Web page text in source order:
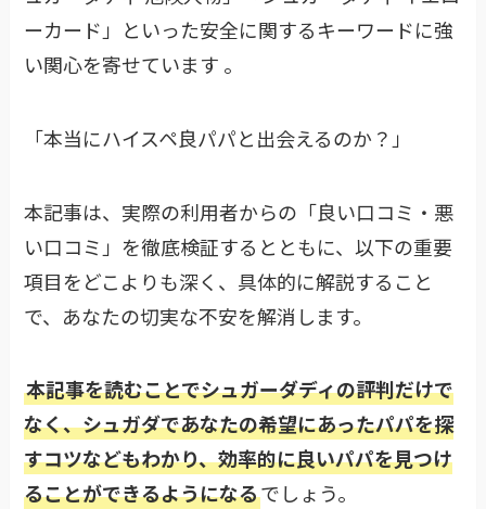
ーカード」といった安全に関するキーワードに強
い関心を寄せています 。
「本当にハイスペ良パパと出会えるのか？」
本記事は、実際の利用者からの「良い口コミ・悪
い口コミ」を徹底検証するとともに、以下の重要
項目をどこよりも深く、具体的に解説すること
で、あなたの切実な不安を解消します。
本記事を読むことでシュガーダディの評判だけで
なく、シュガダであなたの希望にあったパパを探
すコツなどもわかり、効率的に良いパパを見つけ
ることができるようになるでしょう。